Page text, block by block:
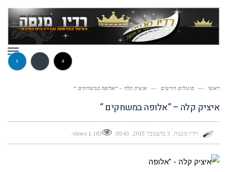
ראשי — סינגלים חדשים — איציק קלה – “אלופה במשחקים “
איציק קלה – “אלופה במשחקים “
רדיו מנטה 3 בדצמבר 2015 09:43
1,183 views